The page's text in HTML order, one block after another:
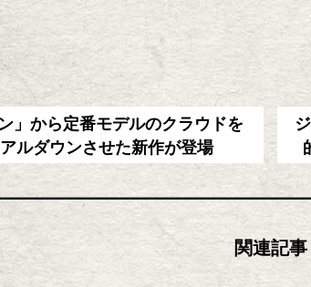
」から定番モデルのクラウドを
ルダウンさせた新作が登場
関連記事